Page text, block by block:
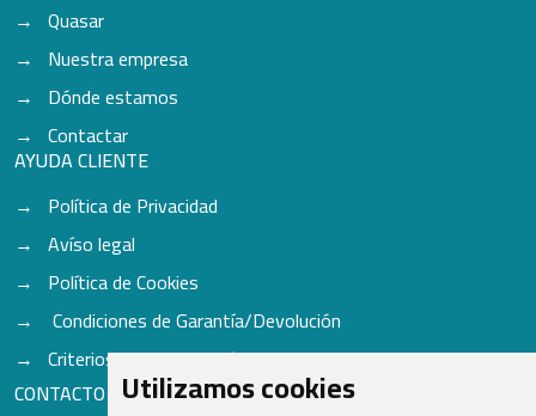
Utilizamos cookies
Quasar
Nuestra empresa
Dónde estamos
Contactar
AYUDA CLIENTE
Política de Privacidad
Avíso legal
Política de Cookies
Condiciones de Garantía/Devolución
Criterios para aceptación de Cascos
CONTACTO